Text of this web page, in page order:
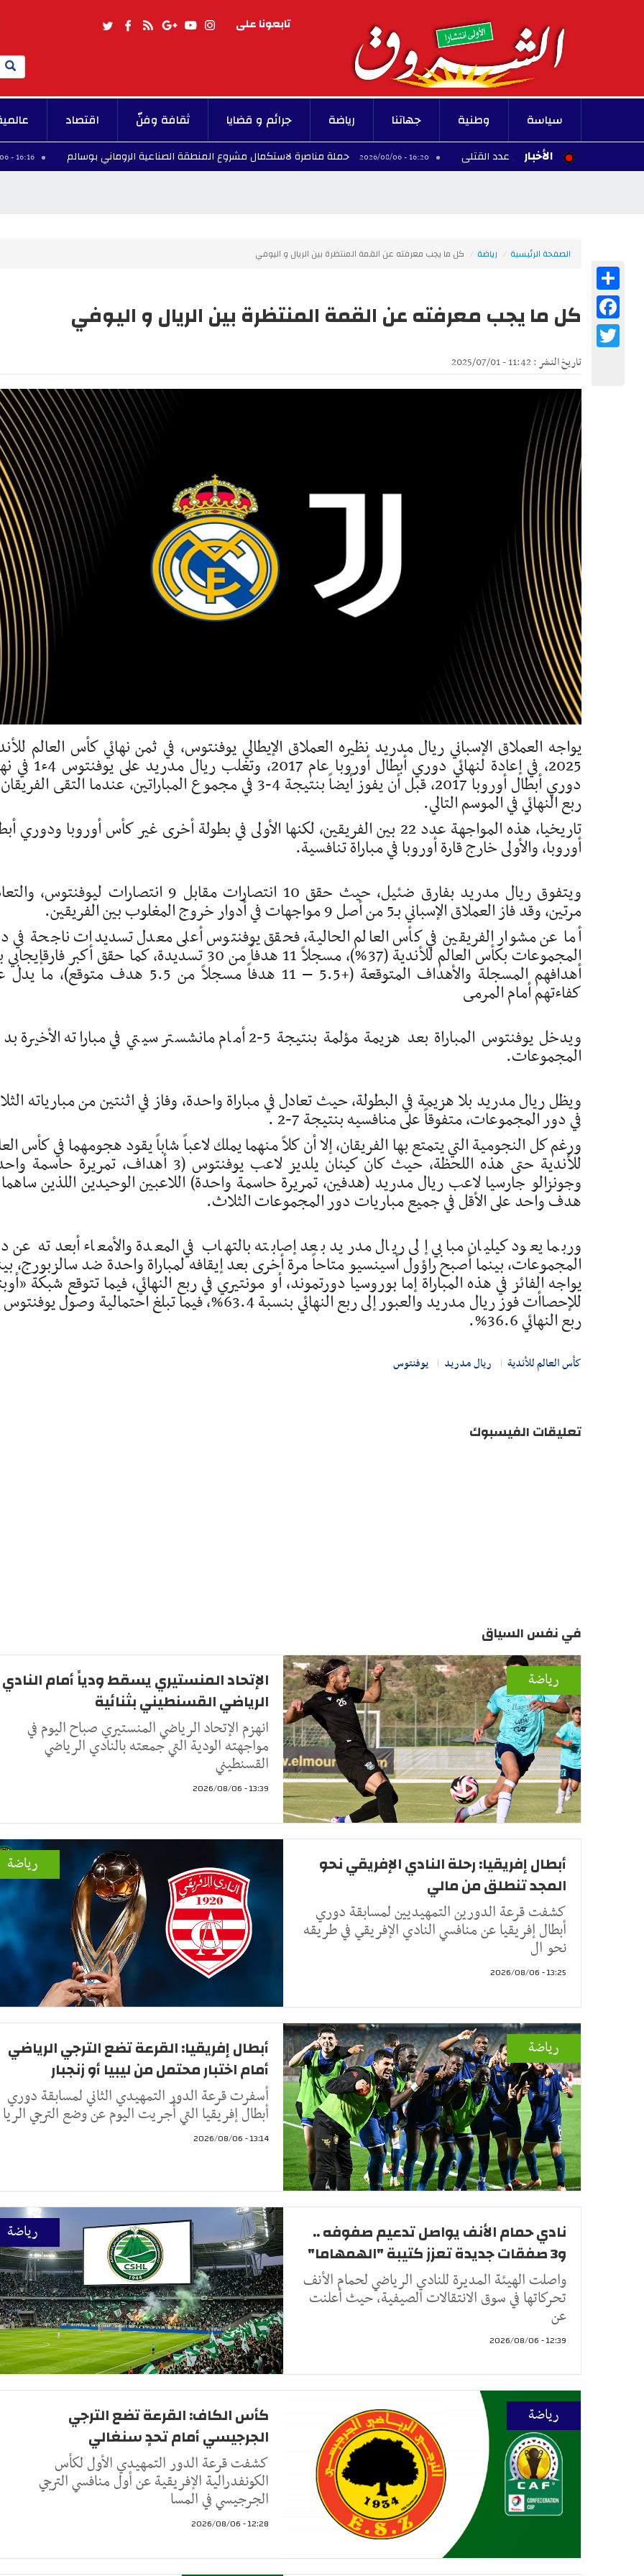
تابعونا على
Search
سياسة وطنية جهاتنا رياضة جرائم و قضايا ثقافة وفنّ اقتصاد
الأخبار
مقابل ارتفاع في عدد القتلى 16:20 - 2026/08/06 حملة مناصرة لاستكمال مشروع المنطقة الصناعية الروماني بوسالم 16:16 - 2026/08/06
الصفحة الرئيسية رياضة كل ما يجب معرفته عن القمة المنتظرة بين الريال و اليوفي
كل ما يجب معرفته عن القمة المنتظرة بين الريال و اليوفي
تاريخ النشر : 11:42 - 2025/07/01
يواجه العملاق الإسباني ريال مدريد نظيره العملاق الإيطالي يوفنتوس، في ثمن نهائي كأس العالم
2025، في إعادة لنهائي دوري أبطال أوروبا عام 2017،
دوري أبطال أوروبا 2017، قبل أن يفوز أيضاً بنتيجة 4-3 في مجموع المباراتين، عندما التقى
ربع النهائي في الموسم التالي.
تاريخيا، هذه المواجهة عدد 22 بين الفريقين، لكنها الأولى في بطولة أخرى غير كأس أوروبا ودوري
أوروبا، والأولى خارج قارة أوروبا في مباراة تنافسية.
ويتفوق ريال مدريد بفارق ضئيل، حيث حقق 10 انتصارات مقابل 9 انتصارات
مرتين، وقد فاز العملاق الإسباني بـ5 من أصل 9 مواجهات في أدوار خروج المغلوب بين الفريقين.
أما عن مشوار الفريقين في كأس العالم الحالية، فحقق يوفنتوس أعلى معدل تسديدات ناجحة في
المجموعات بكأس العالم للأندية (37%)، مسجلاً 11 هدفاً من 30 تسديدة، كما حقق أكبر
أهدافهم المسجلة والأهداف المتوقعة (+5.5 – 11 هدفاً مسجلاً من 5.5 هدف
كفاءتهم أمام المرمى
ويدخل يوفنتوس المباراة بعد هزيمة مؤلمة بنتيجة 5-2 أمام مانشستر سيتي في مباراته
المجموعات.
ويظل ريال مدريد بلا هزيمة في البطولة، حيث تعادل في مباراة واحدة، وفاز في اثنتين من مبارياته
في دور المجموعات، متفوقاً على منافسيه بنتيجة 7-2 .
ورغم كل النجومية التي يتمتع بها الفريقان، إلا أن كلاً منهما يملك لاعباً شاباً يقود هجومهما في كأس
للأندية حتى هذه اللحظة، حيث كان كينان يلديز لاعب يوفنتوس (3 أهداف، تمريرة
وجونزالو جارسيا لاعب ريال مدريد (هدفين، تمريرة حاسمة واحدة) اللاعبين الوحيدين اللذين
هدف واحد على الأقل في جميع مباريات دور المجموعات الثلاث.
وربما يعود كيليان مبابي إلى ريال مدريد بعد إصابته بالتهاب في المعدة والأمعاء أبعدته عن
المجموعات، بينما أصبح راؤول أسينسيو متاحاً مرة أخرى بعد إيقافه لمباراة واحدة ضد سالزبورج،
يواجه الفائز في هذه المباراة إما بوروسيا دورتموند، أو مونتيري في ربع النهائي، فيما تتوقع شبكة
للإحصاأت فوز ريال مدريد والعبور إلى ربع النهائي بنسبة 63.4%، فيما تبلغ احتمالية وصول
ربع النهائي 36.6%.
كأس العالم للأندية ريال مدريد يوفنتوس
Facebook
Twitter
تعليقات الفيسبوك
في نفس السياق
رياضة
الإتحاد المنستيري يسقط ودياً أمام النادي
الرياضي القسنطيني بثنائية
انهزم الإتحاد الرياضي المنستيري صباح اليوم في
مواجهته الودية التي جمعته بالنادي الرياضي
القسنطيني
13:39 - 2026/08/06
رياضة
أبطال إفريقيا: رحلة النادي الإفريقي نحو
المجد تنطلق من مالي
كشفت قرعة الدورين التمهيديين لمسابقة دوري
أبطال إفريقيا عن منافسي النادي الإفريقي في طريقه
نحو ال
13:25 - 2026/08/06
رياضة
أبطال إفريقيا: القرعة تضع الترجي الرياضي
أمام اختبار محتمل من ليبيا أو زنجبار
أسفرت قرعة الدور التمهيدي الثاني لمسابقة دوري
أبطال إفريقيا التي أُجريت اليوم عن وضع الترجي الريا
13:14 - 2026/08/06
رياضة
نادي حمام الأنف يواصل تدعيم صفوفه ..
و3 صفقات جديدة تعزز كتيبة "الهمهاما"
واصلت الهيئة المديرة للنادي الرياضي لحمام الأنف
تحركاتها في سوق الانتقالات الصيفية، حيث أعلنت
عن
12:39 - 2026/08/06
رياضة
كأس الكاف: القرعة تضع الترجي
الجرجيسي أمام تحدٍ سنغالي
كشفت قرعة الدور التمهيدي الأول لكأس
الكونفدرالية الإفريقية عن أول منافسي الترجي
الجرجيسي في المسا
12:28 - 2026/08/06